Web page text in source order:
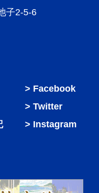
子2-5-6
Facebook
Twitter
Instagram